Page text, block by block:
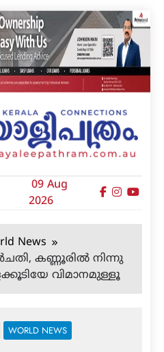
09 Aug
2026
News
കണ്ണൂരില്‍ നിന്നു
വിമാനമുള്ളൂ
WORLD NEWS